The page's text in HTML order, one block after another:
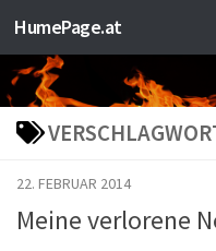
Zum Inhalt springen
HumePage.at
22. FEBRUAR 2014
Meine verlorene